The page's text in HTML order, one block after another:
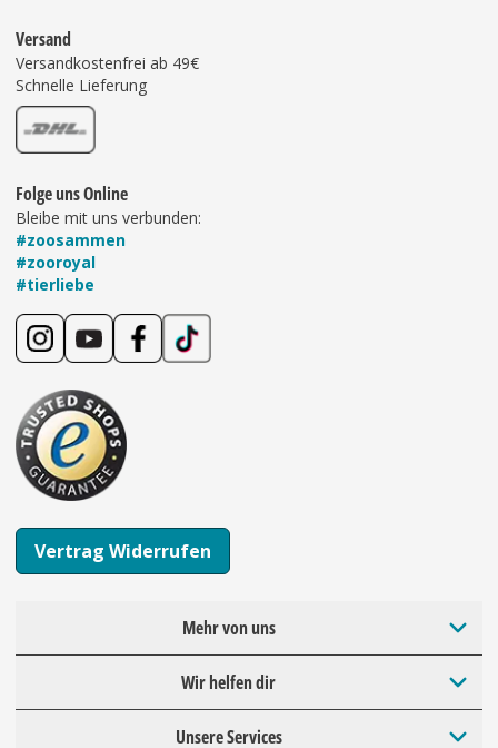
Versand
Versandkostenfrei ab 49€
Schnelle Lieferung
Folge uns Online
Bleibe mit uns verbunden:
#zoosammen
#zooroyal
#tierliebe
Vertrag Widerrufen
Mehr von uns
Wir helfen dir
Unsere Services